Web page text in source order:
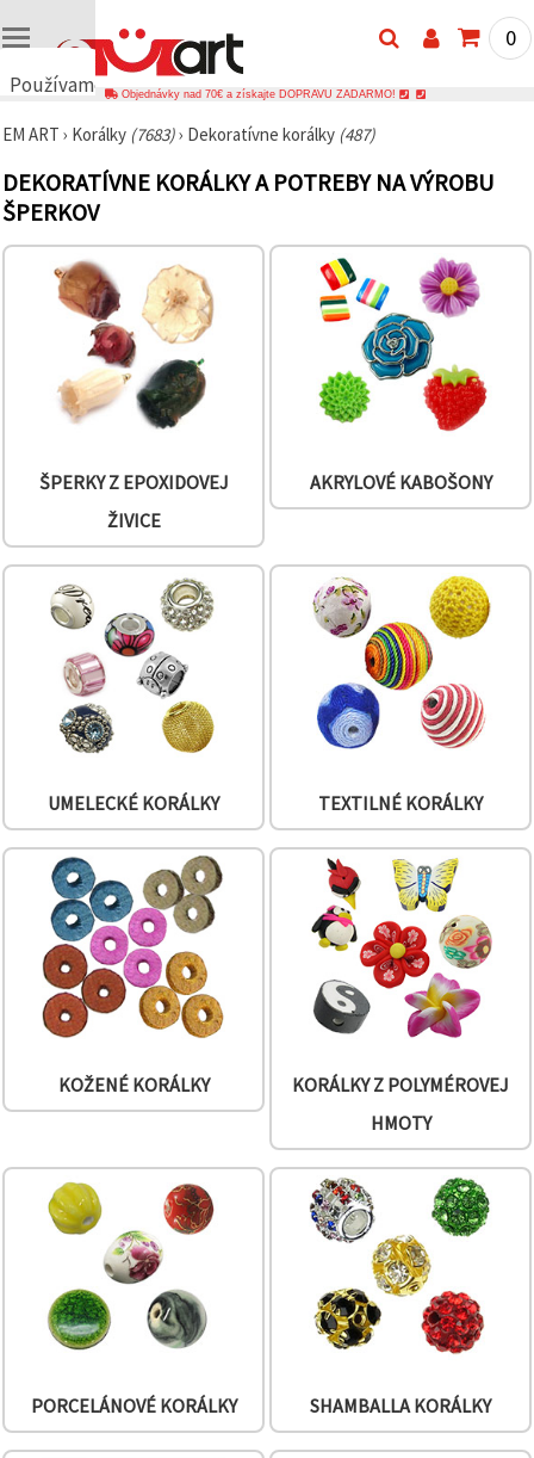
Používame
🍪
cookies a
podobné
technológie,
zabezpečili
správne
fungovanie
používateľský
zážitok a s
súhlasom
obsah a
reklamu, aj
s pomocou
našich
partnerov
analytiku a
marketing.
súhlasiť s
používaním
cookie
všetky!"
môžete
uviesť svoje
preferencie
Nastaveniach
výberom
daného
kliknutím
na tlačidlo
Prijať
všetko
Nastavenia
0
Objednávky nad 70€ a získajte DOPRAVU ZADARMO!
EM ART › Korálky (7683)› Dekoratívne korálky (487)
DEKORATÍVNE KORÁLKY A POTREBY NA VÝROBU
ŠPERKOV
ŠPERKY Z EPOXIDOVEJ
ŽIVICE
AKRYLOVÉ KABOŠONY
UMELECKÉ KORÁLKY TEXTILNÉ KORÁLKY
KOŽENÉ KORÁLKY
KORÁLKY Z POLYMÉROVEJ
HMOTY
PORCELÁNOVÉ KORÁLKY SHAMBALLA KORÁLKY